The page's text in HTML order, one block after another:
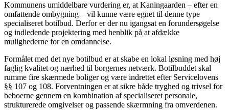
Kommunens umiddelbare vurdering er, at Kaningaarden – efter en
omfattende ombygning – vil kunne være egnet til denne type
specialiseret botilbud. Derfor er der nu igangsat en forundersøgelse
og indledende projektering med henblik på at afdække
mulighederne for en omdannelse.
Formålet med det nye botilbud er at skabe en lokal løsning med høj
faglig kvalitet og nærhed til borgernes netværk. Botilbuddet skal
rumme fire skærmede boliger og være indrettet efter Servicelovens
§§ 107 og 108. Forventningen er at sikre både tryghed og trivsel for
beboerne gennem en kombination af specialiseret personale,
strukturerede omgivelser og passende skærmning fra omverdenen.